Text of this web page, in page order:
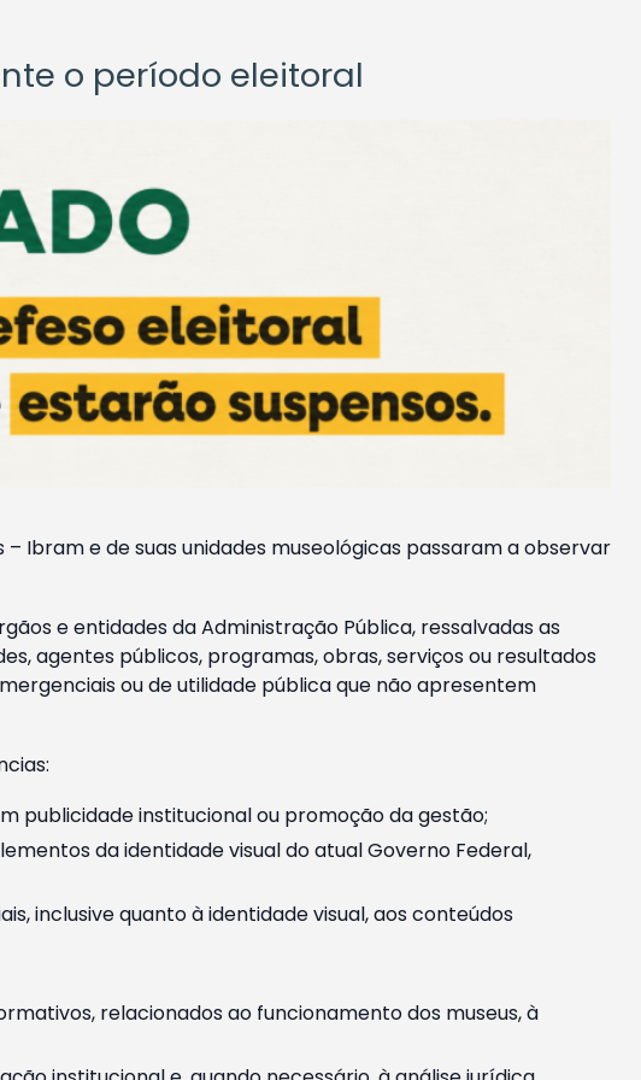
o período eleitoral
Ibram e de suas unidades museológicas passaram a observar
e entidades da Administração Pública, ressalvadas as
agentes públicos, programas, obras, serviços ou resultados
ou de utilidade pública que não apresentem
publicidade institucional ou promoção da gestão;
da identidade visual do atual Governo Federal,
inclusive quanto à identidade visual, aos conteúdos
relacionados ao funcionamento dos museus, à